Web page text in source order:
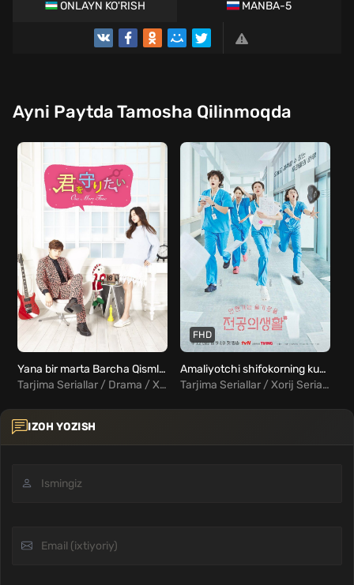
ONLAYN KO'RISH MANBA-5
Ayni Paytda Tamosha Qilinmoqda
Yana bir marta Barcha Qismlar Uzbek Tilida Koreya seriali
Tarjima Seriallar / Drama / Xorij Seriallar Uzbek Tilida
FHD
Amaliyotchi shifokorning kundaligi / Doktorning kundaligi Premyera Koreya seriali Barcha qismlar Uzbek Tilida
Tarjima Seriallar / Xorij Seriallar Uzbek Tilida / Drama
IZOH YOZISH